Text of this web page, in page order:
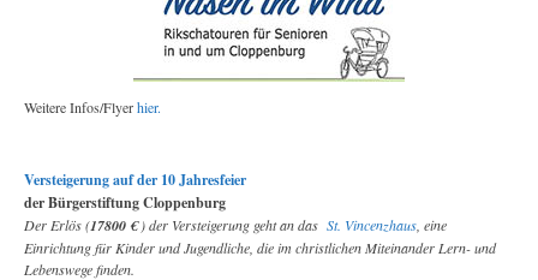
Weitere Infos/Flyerhier.
Versteigerung auf der 10 Jahresfeier
der Bürgerstiftung Cloppenburg
Der Erlös (17800 €) der Versteigerung geht an das St. Vincenzhaus , eine
Einrichtung für Kinder und Jugendliche, die im christlichen Miteinander Lern- und
Lebenswege finden.